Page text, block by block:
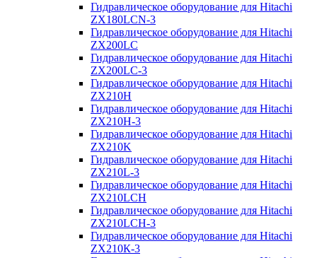
Гидравлическое оборудование для Hitachi
ZX180LCN-3
Гидравлическое оборудование для Hitachi
ZX200LC
Гидравлическое оборудование для Hitachi
ZX200LC-3
Гидравлическое оборудование для Hitachi
ZX210H
Гидравлическое оборудование для Hitachi
ZX210H-3
Гидравлическое оборудование для Hitachi
ZX210K
Гидравлическое оборудование для Hitachi
ZX210L-3
Гидравлическое оборудование для Hitachi
ZX210LCH
Гидравлическое оборудование для Hitachi
ZX210LCH-3
Гидравлическое оборудование для Hitachi
ZX210К-3